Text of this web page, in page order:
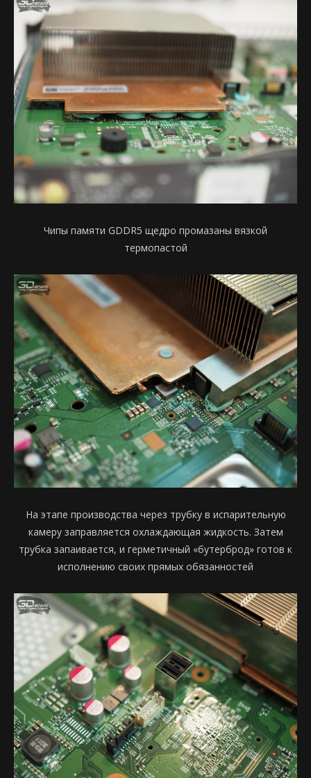
Чипы памяти GDDR5 щедро промазаны вязкой
термопастой
На этапе производства через трубку в испарительную
камеру заправляется охлаждающая жидкость. Затем
трубка запаивается, и герметичный «бутерброд» готов к
исполнению своих прямых обязанностей